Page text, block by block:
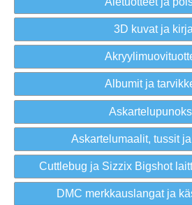
3D kuvat ja
Albumit ja
Askartelumaalit, tussit
Cuttlebug ja Sizzix Bigshot
DMC merkkauslangat ja